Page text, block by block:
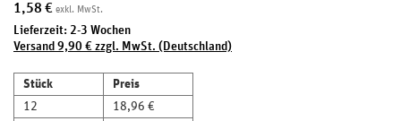
1,58 € exkl. MwSt.
Lieferzeit: 2-3 Wochen
Versand 9,90 € zzgl. MwSt. (Deutschland)
Stück
Preis
12
18,96 €